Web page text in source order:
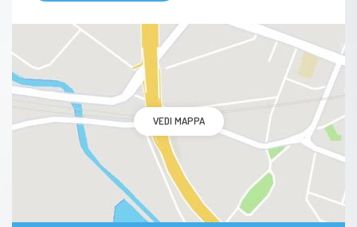
VEDI MAPPA